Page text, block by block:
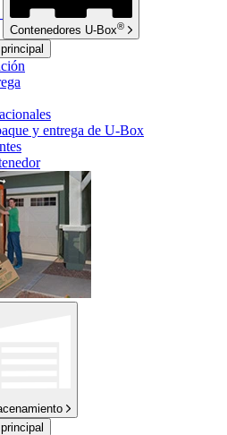
Contenedores U-Box®
y entrega de U-Box